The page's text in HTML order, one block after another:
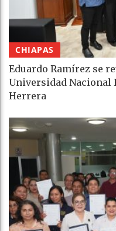
CHIAPAS
Eduardo Ramírez se
Universidad Nacional
Herrera